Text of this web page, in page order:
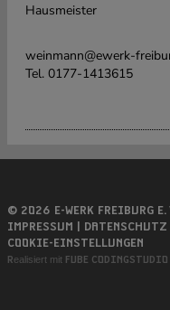
Hausmeister
weinmann@ewerk-
Tel. 0177-1413615
© 2026 E-WERK FREIBURG E.
IMPRESSUM | DATENSCHUTZ |
COOKIE-EINSTELLUNGEN
Realisiert mit FUBE CODINGSTUDIO